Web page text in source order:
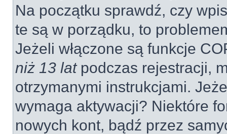
Na początku sprawdź, czy
te są w porządku, to
Jeżeli włączone są funkcje
niż 13 latpodczas rejestracji,
otrzymanymi instrukcjami.
wymaga aktywacji? Niektóre
nowych kont, bądź przez